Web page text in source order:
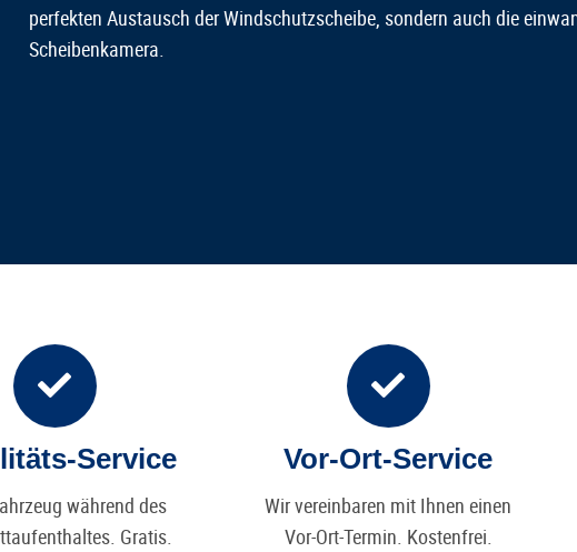
perfekten Austausch der Windschutzscheibe, sondern auch die
Scheibenkamera.
Service
während des
Gratis.
Vor-Ort-Service
Wir vereinbaren mit Ihnen einen
Vor-Ort-Termin. Kostenfrei.